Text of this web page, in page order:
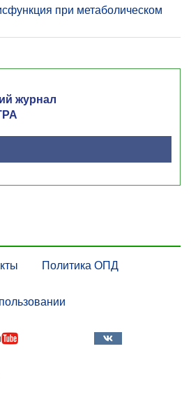
при метаболическом
журнал
Политика ОПД